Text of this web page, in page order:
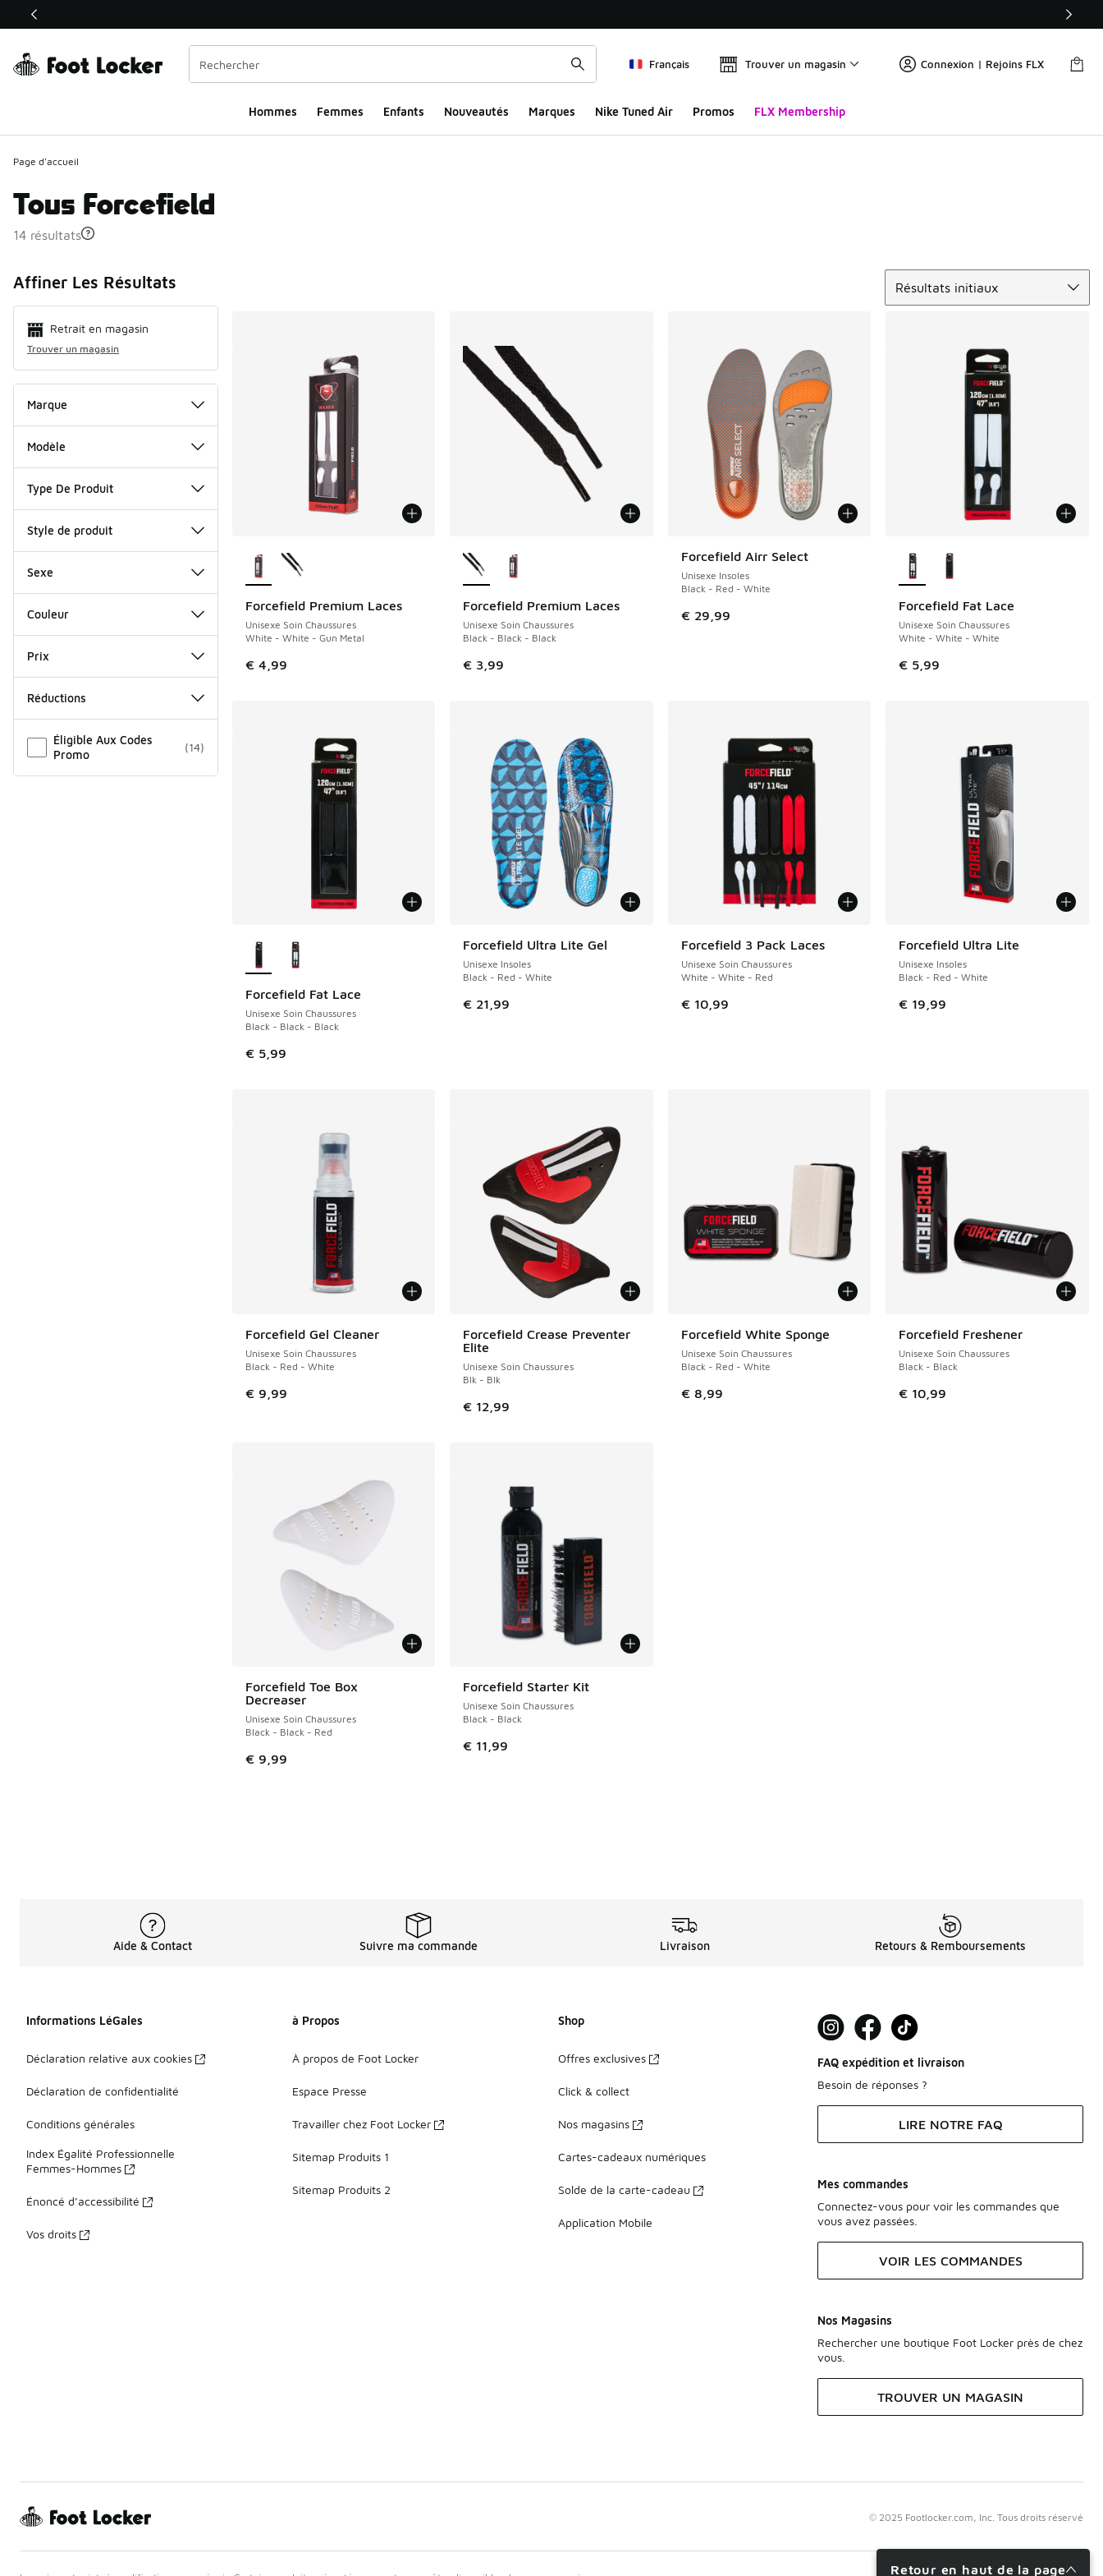
Ce lien ouvrira une nouvelle fenêtre
Français Trouver un magasin Connexion | Rejoins FLX
Hommes​ Femmes Enfants Nouveautés Marques Nike Tuned Air Promos FLX Membership
Page d'accueil
Tous Forcefield
14 résultats
Retour en haut de la page
Affiner Les Résultats
Retrait en magasin
Trouver un magasin
Marque
Modèle
Type De Produit
Style de produit
Sexe
Couleur
Prix
Réductions
Éligible Aux Codes
Promo
(14)
Résultats initiaux
Forcefield Premium Laces
Unisexe Soin Chaussures
White - White - Gun Metal
€ 4,99
Forcefield Premium Laces
Unisexe Soin Chaussures
Black - Black - Black
€ 3,99
Forcefield Airr Select
Unisexe Insoles
Black - Red - White
€ 29,99
Forcefield Fat Lace
Unisexe Soin Chaussures
White - White - White
€ 5,99
Forcefield Fat Lace
Unisexe Soin Chaussures
Black - Black - Black
€ 5,99
Forcefield Ultra Lite Gel
Unisexe Insoles
Black - Red - White
€ 21,99
Forcefield 3 Pack Laces
Unisexe Soin Chaussures
White - White - Red
€ 10,99
Forcefield Ultra Lite
Unisexe Insoles
Black - Red - White
€ 19,99
Forcefield Gel Cleaner
Unisexe Soin Chaussures
Black - Red - White
€ 9,99
Forcefield Crease Preventer
Elite
Unisexe Soin Chaussures
Blk - Blk
€ 12,99
Forcefield White Sponge
Unisexe Soin Chaussures
Black - Red - White
€ 8,99
Forcefield Freshener
Unisexe Soin Chaussures
Black - Black
€ 10,99
Forcefield Toe Box
Decreaser
Unisexe Soin Chaussures
Black - Black - Red
€ 9,99
Forcefield Starter Kit
Unisexe Soin Chaussures
Black - Black
€ 11,99
Aide & Contact Suivre ma commande Livraison Retours & Remboursements
Informations LéGales
Déclaration relative aux cookies
Déclaration de confidentialité
Conditions générales
Index Égalité Professionnelle
Femmes-Hommes
Énoncé d’accessibilité
Vos droits
à Propos
À propos de Foot Locker
Espace Presse
Travailler chez Foot Locker
Sitemap Produits 1
Sitemap Produits 2
Shop
Offres exclusives
Click & collect
Nos magasins
Cartes-cadeaux numériques
Solde de la carte-cadeau
Application Mobile
FAQ expédition et livraison
Besoin de réponses ?
LIRE NOTRE FAQ
Mes commandes
Connectez-vous pour voir les commandes que
vous avez passées.
VOIR LES COMMANDES
Nos Magasins
Rechercher une boutique Foot Locker près de chez
vous.
TROUVER UN MAGASIN
© 2025 Footlocker.com, Inc. Tous droits réservé